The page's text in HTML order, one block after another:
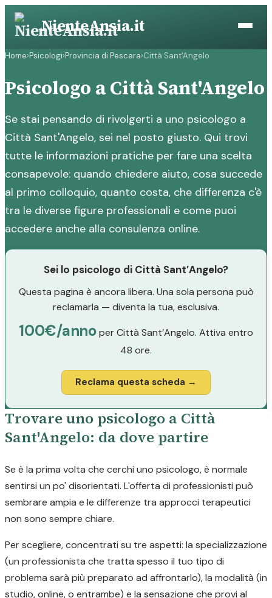
Vai
contenuto
NienteAnsia.it
Home›Psicologi›Provincia di Pescara›Città Sant'Angelo
Psicologo a Città Sant'Angelo
Se stai pensando di rivolgerti a uno psicologo a
Città Sant'Angelo, sei nel posto giusto. Qui trovi
tutte le informazioni pratiche per fare una scelta
consapevole: quando chiedere aiuto, cosa succede
al primo colloquio, quanto costa, che differenza c'è
tra le diverse figure professionali e come puoi
accedere anche alla consulenza online.
Sei lo psicologo di Città Sant’Angelo?
Questa pagina è ancora libera. Una sola persona può
reclamarla — diventa la tua, esclusiva.
100€/annoper Città Sant’Angelo. Attiva entro
48 ore.
Reclama questa scheda →
Trovare uno psicologo a Città
Sant'Angelo: da dove partire
Se è la prima volta che cerchi uno psicologo, è normale
sentirsi un po' disorientati. L'offerta di professionisti può
sembrare ampia e le differenze tra approcci terapeutici
non sono sempre chiare.
Per scegliere, concentrati su tre aspetti: la specializzazione
(un professionista che tratta spesso il tuo tipo di
problema sarà più preparato ad affrontarlo), la modalità (in
studio, online, o entrambe) e la sensazione che provi al